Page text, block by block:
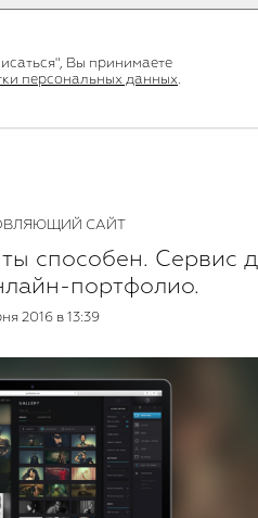
Вы принимаете
персональных данных
САЙТ
способен. Сервис
портфолио.
2016 в 13:39